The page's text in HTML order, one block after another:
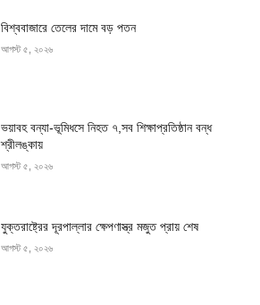
বিশ্ববাজারে তেলের দামে বড় পতন
আগস্ট ৫, ২০২৬
ভয়াবহ বন্যা-ভূমিধসে নিহত ৭,সব শিক্ষাপ্রতিষ্ঠান বন্ধ
শ্রীলঙ্কায়
আগস্ট ৫, ২০২৬
যুক্তরাষ্ট্রের দূরপাল্লার ক্ষেপণাস্ত্র মজুত প্রায় শেষ
আগস্ট ৫, ২০২৬